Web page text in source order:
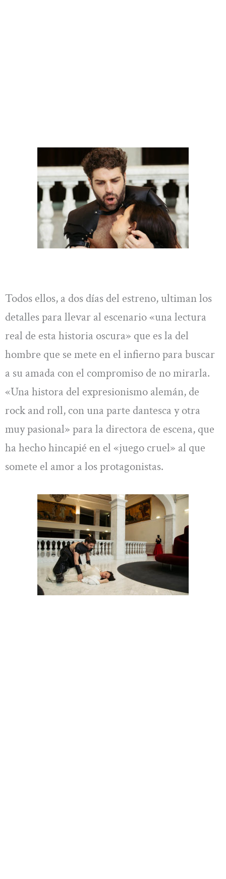
Todos ellos, a dos días del estreno, ultiman los
detalles para llevar al escenario «una lectura
real de esta historia oscura» que es la del
hombre que se mete en el infierno para buscar
a su amada con el compromiso de no mirarla.
«Una histora del expresionismo alemán, de
rock and roll, con una parte dantesca y otra
muy pasional» para la directora de escena, que
ha hecho hincapié en el «juego cruel» al que
somete el amor a los protagonistas.